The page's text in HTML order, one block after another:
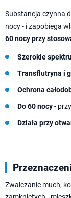
Substancja czynna
nocy - i zapobiega
60 nocy przy
Szerokie
Transflutryna i
Ochrona
Do 60 nocy-
Działa przy
Zwalczanie much,